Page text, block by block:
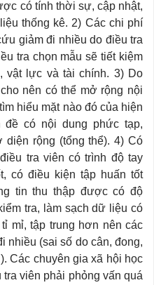
có tính thời sự, cập nhật,
thống kê. 2) Các chi phí
giảm đi nhiều do điều tra
tra chọn mẫu sẽ tiết kiệm
vật lực và tài chính. 3) Do
nên có thể mở rộng nội
hiểu mặt nào đó của hiện
có nội dung phức tạp,
diện rộng (tổng thể). 4) Có
tra viên có trình độ tay
có điều kiện tập huấn tốt
tin thu thập được có độ
tra, làm sạch dữ liệu có
mỉ, tập trung hơn nên các
nhiều (sai số do cân, đong,
Các chuyên gia xã hội học
viên phải phỏng vấn quá